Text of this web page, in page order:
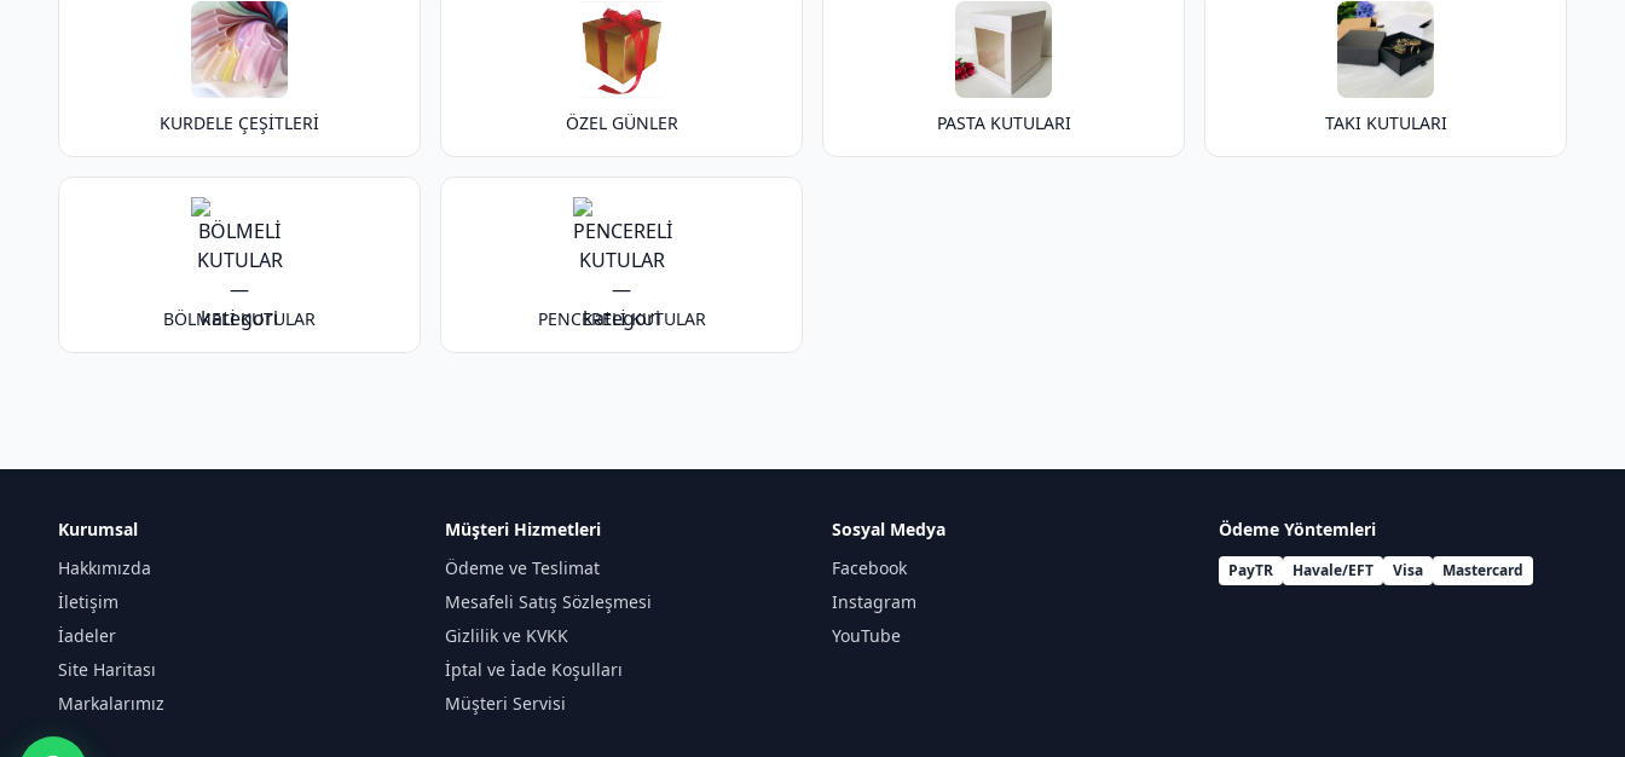
KURDELE ÇEŞİTLERİ ÖZEL GÜNLER PASTA KUTULARI TAKI KUTULARI
BÖLMELİ KUTULAR PENCERELİ KUTULAR
Kurumsal
Hakkımızda
İletişim
İadeler
Site Haritası
Markalarımız
Müşteri Hizmetleri
Ödeme ve Teslimat
Mesafeli Satış Sözleşmesi
Gizlilik ve KVKK
İptal ve İade Koşulları
Müşteri Servisi
Sosyal Medya
Facebook
Instagram
YouTube
Ödeme Yöntemleri
PayTR Havale/EFT Visa Mastercard